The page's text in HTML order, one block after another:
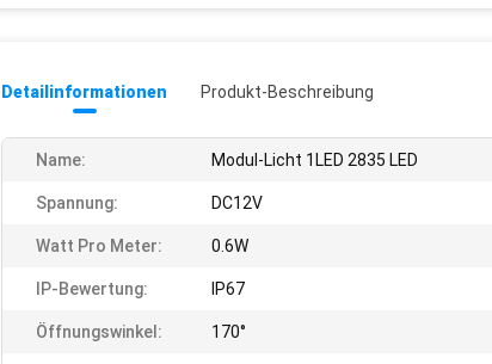
Detailinformationen Produkt-Beschreibung
Name: Modul-Licht 1LED 2835 LED
Spannung: DC12V
Watt Pro Meter: 0.6W
IP-Bewertung: IP67
Öffnungswinkel: 170°